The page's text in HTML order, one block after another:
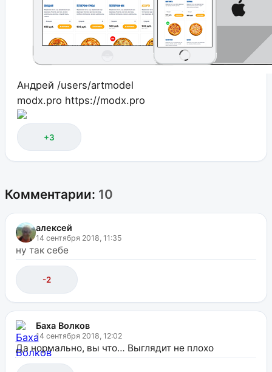
Андрей /users/artmodel
modx.pro https://modx.pro
+3
Комментарии: 10
алексей
14 сентября 2018, 11:35
ну так себе
-2
Баха Волков
14 сентября 2018, 12:02
Да нормально, вы что… Выглядит не плохо